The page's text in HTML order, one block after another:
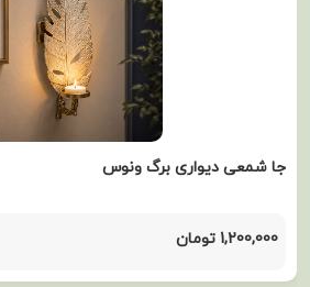
جا شمعی دیواری برگ ونوس
1,200,000 تومان